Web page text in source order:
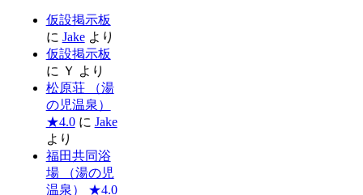
仮設掲示板
に Jakeより
仮設掲示板
に Ｙ より
松原荘 （湯
の児温泉）
★4.0に Jake
より
福田共同浴
場 （湯の児
温泉） ★4.0